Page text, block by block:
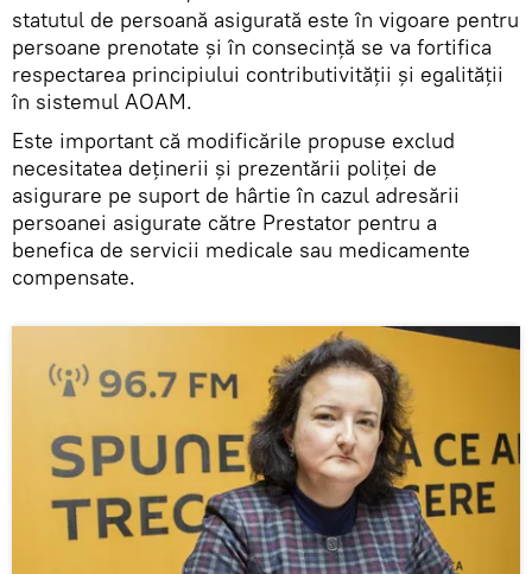
statutul de persoană asigurată este în vigoare pentru
persoane prenotate şi în consecință se va fortifica
respectarea principiului contributivităţii şi egalităţii
în sistemul AOAM.
Este important că modificările propuse exclud
necesitatea deținerii și prezentării poliței de
asigurare pe suport de hârtie în cazul adresării
persoanei asigurate către Prestator pentru a
benefica de servicii medicale sau medicamente
compensate.